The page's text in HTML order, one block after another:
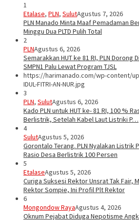
1
Etalase, PLN, SulutAgustus 7, 2026
PLN Manado Minta Maaf Pemadaman
Minggu Dua PLTD Pulih Total
2
PLNAgustus 6, 2026
Semarakkan HUT ke 81 RI, PLN Dorong
SMPN1 Palu Lewat Program TJSL
https://harimanado.com/wp-content/
IDUL-FITRI-AN-NUR.jpg
3
PLN, SulutAgustus 6, 2026
Kado PLN untuk HUT ke- 81 RI, 100 %
Berlistrik, Setelah Kabel Laut Listriki P…
4
SulutAgustus 5, 2026
Gorontalo Terang. PLN Nyalakan Listrik
Rasio Desa Berlistrik 100 Persen
5
EtalaseAgustus 5, 2026
Curiga Suksesi Rektor Unsrat Tak Fair,
Rektor Sompie, Ini Profil Plt Rektor
6
Mongondow RayaAgustus 4, 2026
Oknum Pejabat Diduga Nepotisme